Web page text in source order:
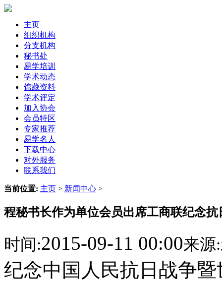
主页
组织机构
分支机构
秘书处
易学培训
学术动态
馆藏资料
学术评定
加入协会
会员特区
专家推荐
易学名人
下载中心
对外服务
联系我们
当前位置: 主页 > 新闻中心 >
程秘书长作为单位会员出席工商联纪念抗
时间:2015-09-11 00:00来源:
纪念中国人民抗日战争